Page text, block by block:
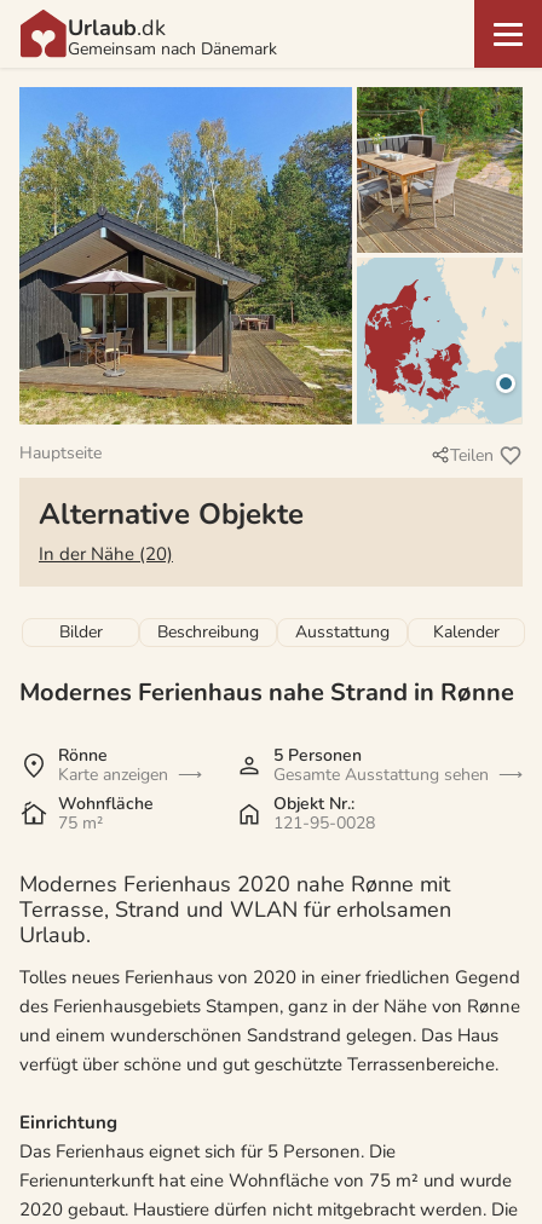
Urlaub.dk
Gemeinsam nach Dänemark
Hauptseite Teilen
Alternative Objekte
In der Nähe (20)
Bilder Beschreibung Ausstattung Kalender
Modernes Ferienhaus nahe Strand in Rønne
Rönne
Karte anzeigen
5 Personen
Gesamte Ausstattung sehen
Wohnfläche
75 m²
Objekt Nr.:
121-95-0028
Modernes Ferienhaus 2020 nahe Rønne mit
Terrasse, Strand und WLAN für erholsamen
Urlaub.
Tolles neues Ferienhaus von 2020 in einer friedlichen Gegend
des Ferienhausgebiets Stampen, ganz in der Nähe von Rønne
und einem wunderschönen Sandstrand gelegen. Das Haus
verfügt über schöne und gut geschützte Terrassenbereiche.
Einrichtung
Das Ferienhaus eignet sich für 5 Personen. Die
Ferienunterkunft hat eine Wohnfläche von 75 m² und wurde
2020 gebaut. Haustiere dürfen nicht mitgebracht werden. Die